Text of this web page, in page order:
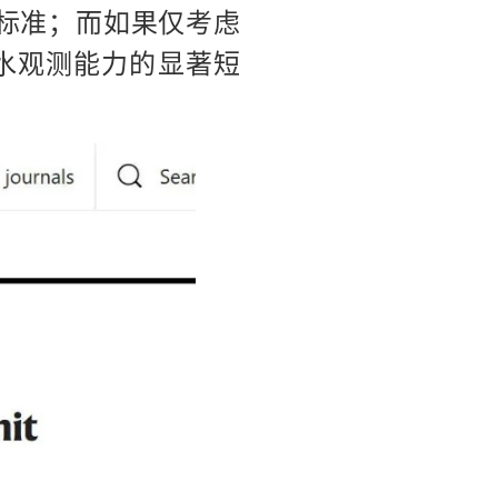
准；而如果仅考虑
观测能力的显著短